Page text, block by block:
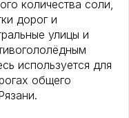
количества соли,
дорог и
улицы и
используется для
общего